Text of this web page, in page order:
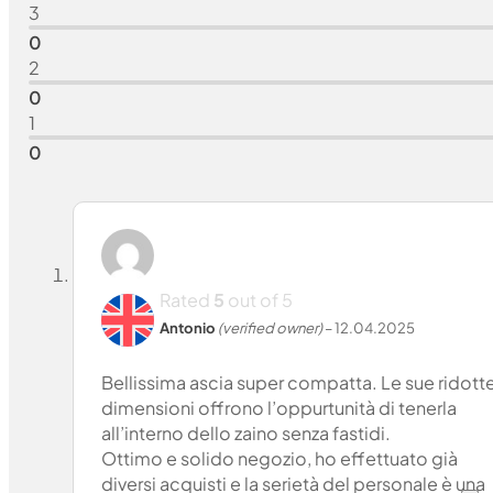
3
0
2
0
1
0
Rated 5 out of 5
Antonio (verified owner)–12.04.2025
Bellissima ascia super compatta. Le sue
dimensioni offrono l’oppurtunità di tenerla
all’interno dello zaino senza fastidi.
Ottimo e solido negozio, ho effettuato già
diversi acquisti e la serietà del personale è una